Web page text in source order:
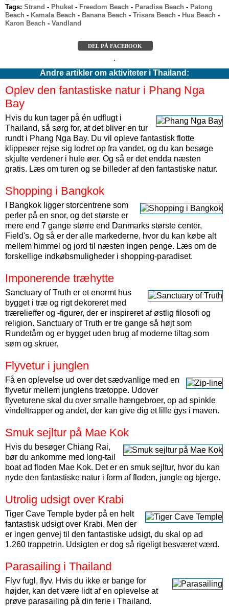
Tags: Strand - Phuket - Freedom Beach - Paradise Beach - Patong
Beach - Kamala Beach - Banana Beach - Trisara Beach - Hua Beach -
Karon Beach - Vandland
DEL PÅ FACEBOOK
Andre artikler om aktiviteter i Thailand:
Oplev den fantastiske natur i Phang Nga
Bay
Hvis du kun tager på én udflugt i
Thailand, så sørg for, at det bliver en tur
rundt i Phang Nga Bay. Du vil opleve fantastisk flotte
klippeøer rejse sig lodret op fra vandet, og du kan besøge
skjulte verdener i hule øer. Og så er det endda næsten
gratis. Læs om turen og se billeder af den fantastiske natur.
Shopping i Bangkok
I Bangkok ligger storcentrene som
perler på en snor, og det største er
mere end 7 gange større end Danmarks største center,
Field's. Og så er der alle markederne, hvor du kan købe alt
mellem himmel og jord til næsten ingen penge. Læs om de
forskellige indkøbsmuligheder i shopping-paradiset.
Imponerende træhytte
Sanctuary of Truth er et enormt hus
bygget i træ og rigt dekoreret med
trærelieffer og -figurer, der er inspireret af østlig filosofi og
religion. Sanctuary of Truth er tre gange så højt som
Rundetårn og er bygget uden brug af moderne tiltag som
søm og skruer.
Flyvetur i junglen
Få en oplevelse ud over det sædvanlige med en
flyvetur mellem junglens trætoppe. Udover
flyveturene skal du over smalle hængebroer, op ad spinkle
vindeltrapper og andet, der kan give dig et lille gys i maven.
Smuk sejltur på Mae Kok
Hvis du besøger Chiang Rai,
bør du ankomme med long-tail
boat ad floden Mae Kok. Det er en smuk sejltur, hvor du kan
nyde den fantastiske natur i form af floden, jungle og bjerge.
Utrolig udsigt over Krabi
Tiger Cave Temple byder på en helt
fantastisk udsigt over Krabi. Men der
er ingen genvej til den fantastiske udsigt, du skal op ad
1.260 trappetrin. Udsigten er dog så rigeligt besværet værd.
Parasailing i Thailand
Flyv fugl, flyv. Hvis du ikke er bange for
højder, kan det være lidt af en oplevelse at
prøve parasailing på din ferie i Thailand.